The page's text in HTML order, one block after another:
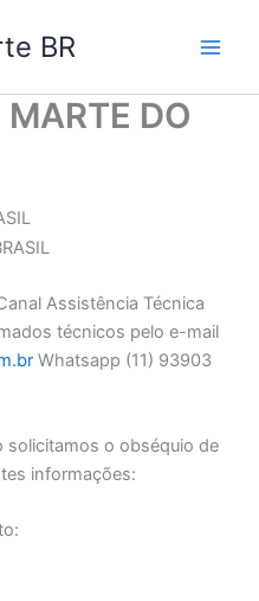
BR
DO
Assistência Técnica
técnicos pelo e-mail
Whatsapp (11) 93903
solicitamos o obséquio de
informações: